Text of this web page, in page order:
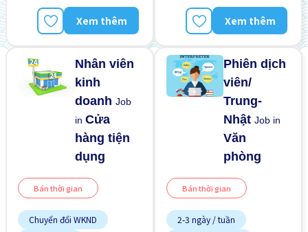
Giao dịch đã thanh toán
Xem thêm
Giao dịch đã thanh toán
Xem thêm
Nhân viên
kinh
doanhJob
inCửa
hàng tiện
dụng
Bán thời gian
Chuyển đổi WKND
Phiên dịch
viên/
Trung-
NhậtJob in
Văn
phòng
Bán thời gian
2-3 ngày / tuần